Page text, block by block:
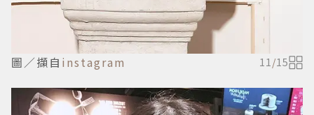
圖／擷自 instagram 11/15